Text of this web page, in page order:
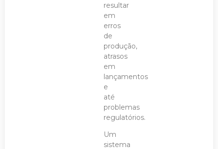
resultar
em
erros
de
produção,
atrasos
em
lançamentos
e
até
problemas
regulatórios.
Um
sistema